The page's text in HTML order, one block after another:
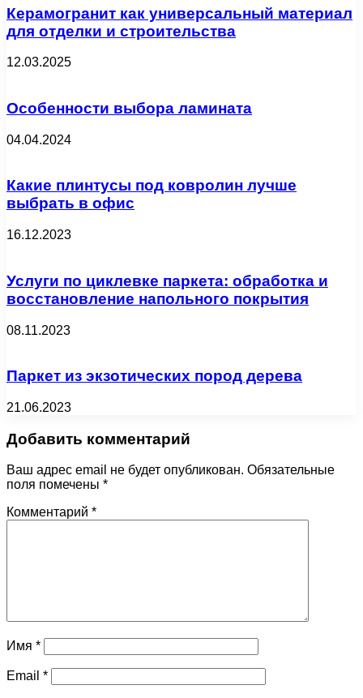
Керамогранит как универсальный материал
для отделки и строительства
12.03.2025
Особенности выбора ламината
04.04.2024
Какие плинтусы под ковролин лучше
выбрать в офис
16.12.2023
Услуги по циклевке паркета: обработка и
восстановление напольного покрытия
08.11.2023
Паркет из экзотических пород дерева
21.06.2023
Добавить комментарий
Ваш адрес email не будет опубликован. Обязательные
поля помечены *
Комментарий *
Имя *
Email *